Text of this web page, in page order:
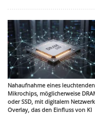
Nahaufnahme eines leuchtenden
Mikrochips, möglicherweise
oder SSD, mit digitalem
Overlay, das den Einfluss von KI